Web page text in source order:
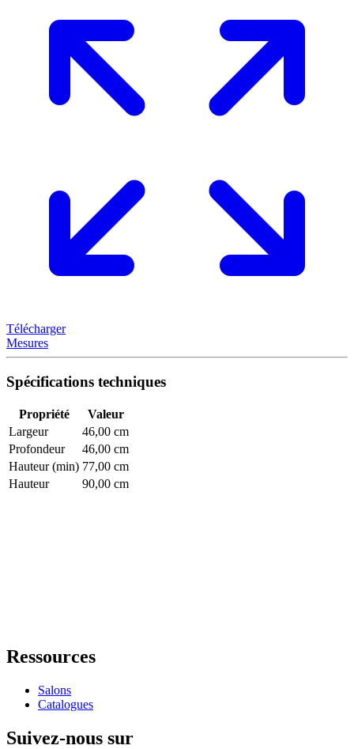
Télécharger
Mesures
Spécifications techniques
Propriété
Valeur
Largeur
46,00 cm
Profondeur
46,00 cm
Hauteur (min) 77,00 cm
Hauteur
90,00 cm
Ressources
Salons
Catalogues
Suivez-nous sur